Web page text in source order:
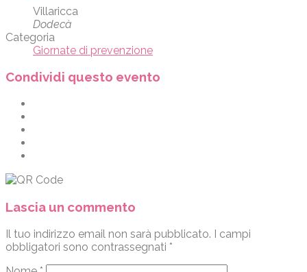
Villaricca
Dodecà
Categoria
Giornate di prevenzione
Condividi questo evento
Lascia un commento
Il tuo indirizzo email non sarà pubblicato. I campi
obbligatori sono contrassegnati *